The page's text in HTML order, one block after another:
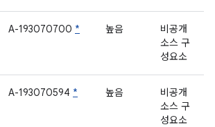
A-193070700 * 높음
비공개
소스 구
성요소
A-193070594 * 높음
비공개
소스 구
성요소